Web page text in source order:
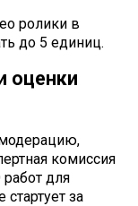
ролики в
до 5 единиц.
оценки
комиссия
для
за